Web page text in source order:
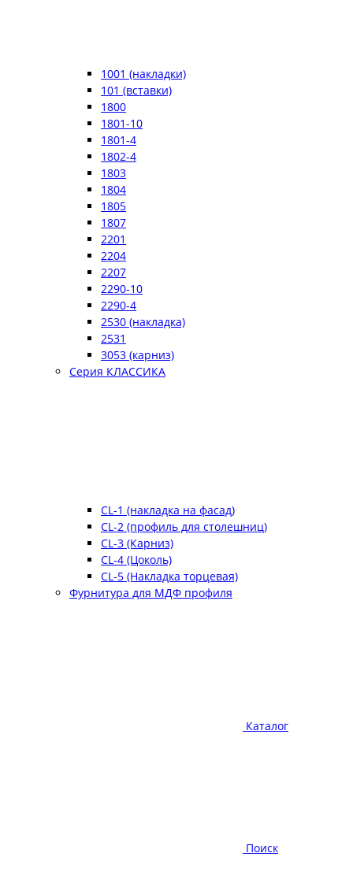
1001 (накладки)
101 (вставки)
1800
1801-10
1801-4
1802-4
1803
1804
1805
1807
2201
2204
2207
2290-10
2290-4
2530 (накладка)
2531
3053 (карниз)
Серия КЛАССИКА
CL-1 (накладка на фасад)
CL-2 (профиль для столешниц)
CL-3 (Карниз)
CL-4 (Цоколь)
CL-5 (Накладка торцевая)
Фурнитура для МДФ профиля
Каталог
Поиск